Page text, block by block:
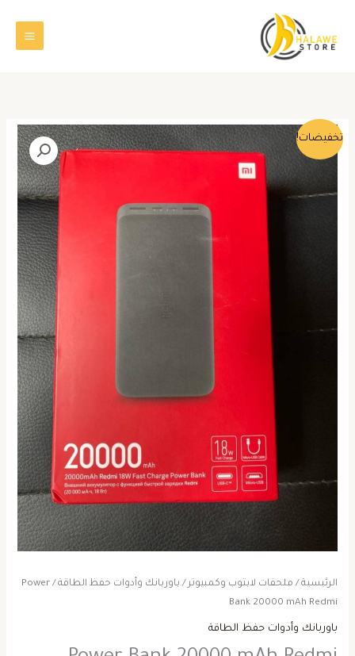
المحتوى
تخفيضات!
الرئيسية / ملحقات لابتوب وكمبيوتر / باوربانك وأدوات حفظ الطاقة
/ Power
Bank 20000 mAh Redmi
باوربانك وأدوات حفظ الطاقة
السعر
هو:
18.000,00 ج.س..
السعر
الحالي
هو:
14.000,00 ج.س..